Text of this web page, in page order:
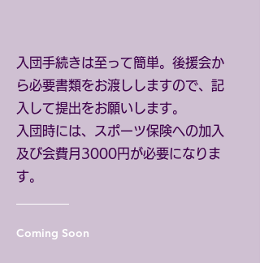
入団手続きは至って簡単。後援会か
ら必要書類をお渡ししますので、記
入して提出をお願いします。
​入団時には、スポーツ保険への加入
及び会費月3000円が必要になりま
す。
Coming Soon